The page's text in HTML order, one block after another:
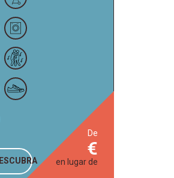
DESCUBRA
de
en lugar de